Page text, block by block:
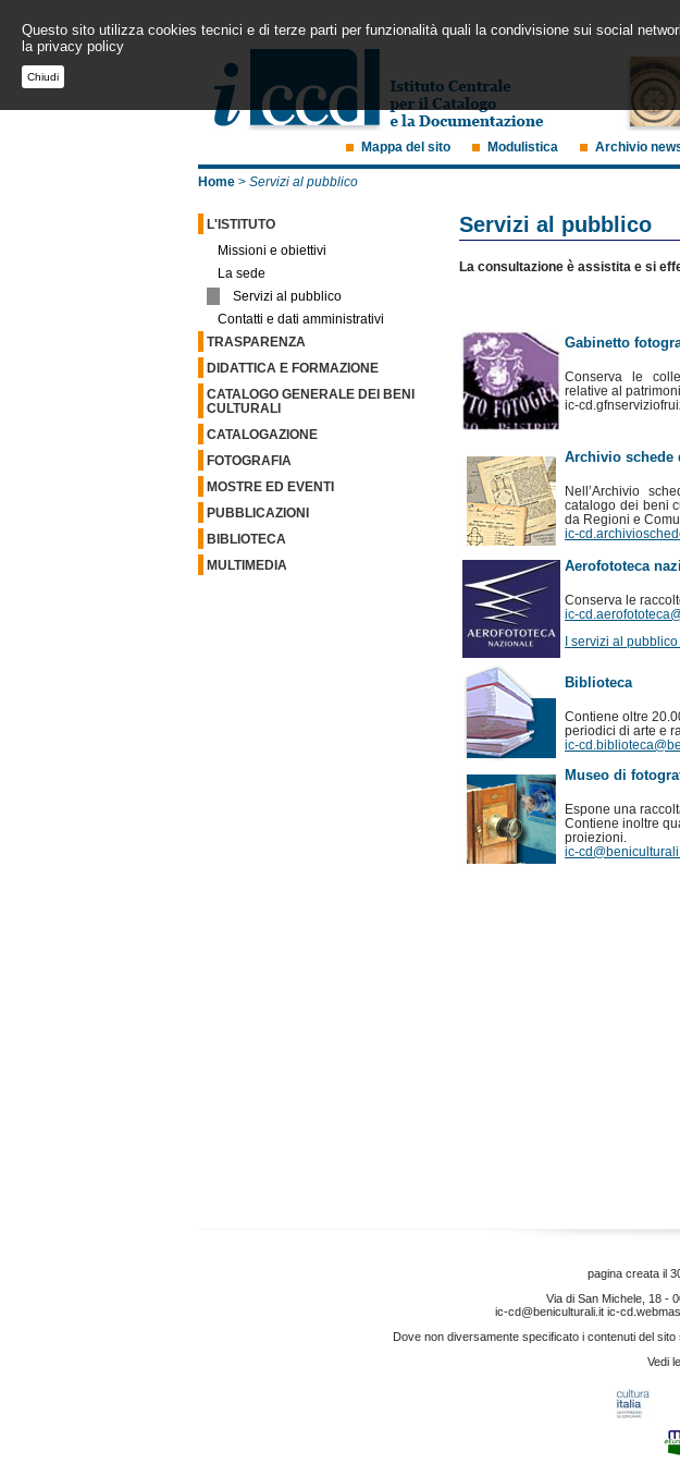
Questo sito utilizza cookies tecnici e di terze parti per funzionalità quali la condivisione sui social
la privacy policy
Chiudi
Mappa del sito Modulistica Archivio
Home > Servizi al pubblico
L'ISTITUTO
Missioni e obiettivi
La sede
Servizi al pubblico
Contatti e dati amministrativi
TRASPARENZA
DIDATTICA E FORMAZIONE
CATALOGO GENERALE DEI BENI
CULTURALI
CATALOGAZIONE
FOTOGRAFIA
MOSTRE ED EVENTI
PUBBLICAZIONI
BIBLIOTECA
MULTIMEDIA
Servizi al pubblico
La consultazione è assistita e si
Gabinetto
Conserva le
relative al
ic-
Archivio schede
Nell’Archivio
catalogo dei beni
da Regioni e
ic-
Aerofototeca
Conserva le
ic-
I servizi al
Biblioteca
Contiene oltre
periodici di arte e
ic-
Museo di
Espone una
Contiene inoltre
proiezioni.
ic-
pagina creata il
Via di San Michele, 18 -
ic-cd@beniculturali.it ic-
Dove non diversamente specificato i contenuti del
Vedi le